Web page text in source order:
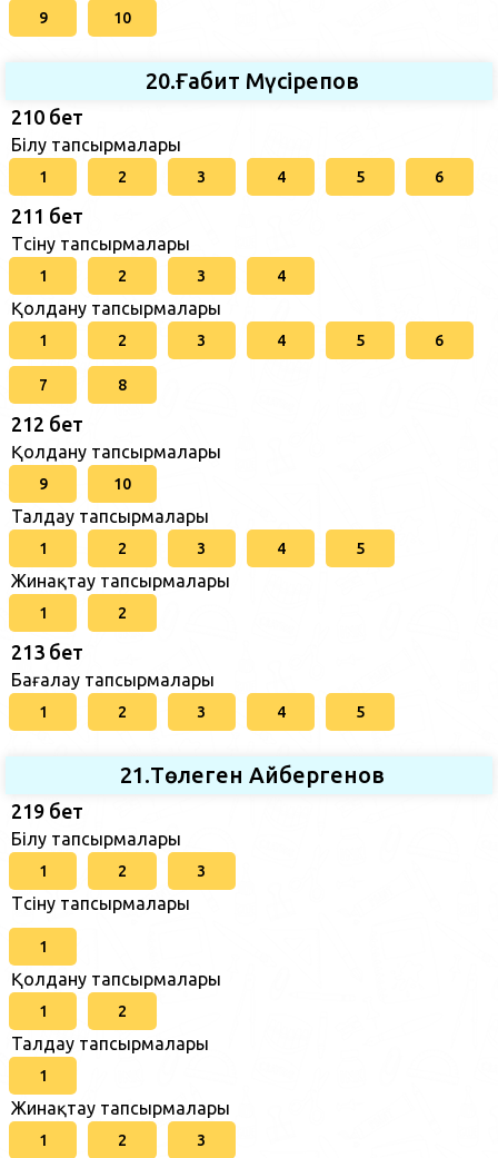
9 10
20.Ғабит Мүсірепов
210 бет
Білу тапсырмалары
1 2 3 4 5 6
211 бет
Түсіну тапсырмалары
1 2 3 4
Қолдану тапсырмалары
1 2 3 4 5 6
7 8
212 бет
Қолдану тапсырмалары
9 10
Талдау тапсырмалары
1 2 3 4 5
Жинақтау тапсырмалары
1 2
213 бет
Бағалау тапсырмалары
1 2 3 4 5
21.Төлеген Айбергенов
219 бет
Білу тапсырмалары
1 2 3
Түсіну тапсырмалары
1
Қолдану тапсырмалары
1 2
Талдау тапсырмалары
1
Жинақтау тапсырмалары
1 2 3